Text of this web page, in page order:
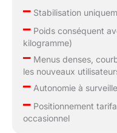
–Stabilisation
–Poids conséquent
kilogramme)
–Menus denses,
les nouveaux
–Autonomie à
–Positionnement
occasionnel